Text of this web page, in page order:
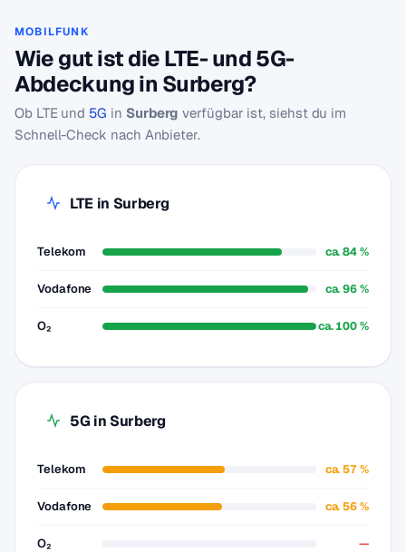
MOBILFUNK
Wie gut ist die LTE- und 5G-
Abdeckung in Surberg?
Ob LTE und 5G in Surberg verfügbar ist, siehst du im
Schnell-Check nach Anbieter.
LTE in Surberg
Telekom ca. 84 %
Vodafone ca. 96 %
O₂ ca. 100 %
5G in Surberg
Telekom ca. 57 %
Vodafone ca. 56 %
O₂ —